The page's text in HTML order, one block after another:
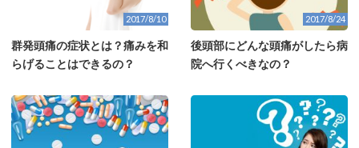
2017/8/10
群発頭痛の症状とは？痛みを和
らげることはできるの？
2017/8/24
後頭部にどんな頭痛がしたら病
院へ行くべきなの？